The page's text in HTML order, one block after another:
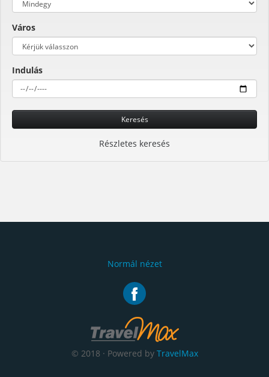
Város
Indulás
Keresés
Részletes keresés
Normál nézet
© 2018 · Powered by TravelMax